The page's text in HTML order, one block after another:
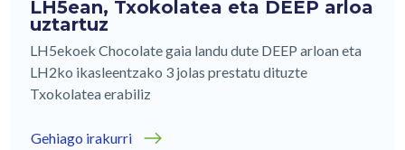
LH5ean, Txokolatea eta DEEP arloa
uztartuz
LH5ekoek Chocolate gaia landu dute DEEP arloan eta
LH2ko ikasleentzako 3 jolas prestatu dituzte
Txokolatea erabiliz
Gehiago irakurri